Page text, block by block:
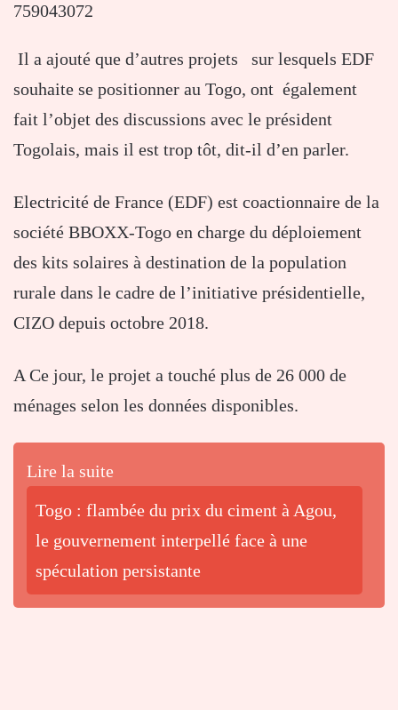
759043072
Il a ajouté que d’autres projets sur lesquels EDF
souhaite se positionner au Togo, ont également
fait l’objet des discussions avec le président
Togolais, mais il est trop tôt, dit-il d’en parler.
Electricité de France (EDF) est coactionnaire de la
société BBOXX-Togo en charge du déploiement
des kits solaires à destination de la population
rurale dans le cadre de l’initiative présidentielle,
CIZO depuis octobre 2018.
A Ce jour, le projet a touché plus de 26 000 de
ménages selon les données disponibles.
Lire la suite
Togo : flambée du prix du ciment à Agou,
le gouvernement interpellé face à une
spéculation persistante